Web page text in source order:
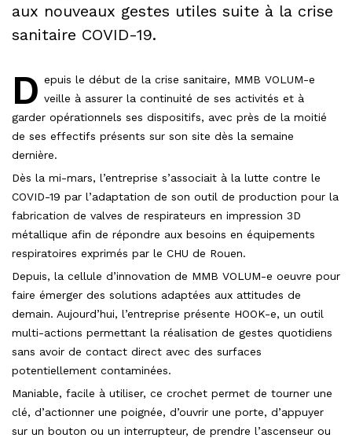
aux nouveaux gestes utiles suite à la crise
sanitaire COVID-19.
D epuis le début de la crise sanitaire, MMB VOLUM-e
veille à assurer la continuité de ses activités et à
garder opérationnels ses dispositifs, avec près de la moitié
de ses effectifs présents sur son site dès la semaine
dernière.
Dès la mi-mars, l’entreprise s’associait à la lutte contre le
COVID-19 par l’adaptation de son outil de production pour la
fabrication de valves de respirateurs en impression 3D
métallique afin de répondre aux besoins en équipements
respiratoires exprimés par le CHU de Rouen.
Depuis, la cellule d’innovation de MMB VOLUM-e oeuvre pour
faire émerger des solutions adaptées aux attitudes de
demain. Aujourd’hui, l’entreprise présente HOOK-e, un outil
multi-actions permettant la réalisation de gestes quotidiens
sans avoir de contact direct avec des surfaces
potentiellement contaminées.
Maniable, facile à utiliser, ce crochet permet de tourner une
clé, d’actionner une poignée, d’ouvrir une porte, d’appuyer
sur un bouton ou un interrupteur, de prendre l’ascenseur ou